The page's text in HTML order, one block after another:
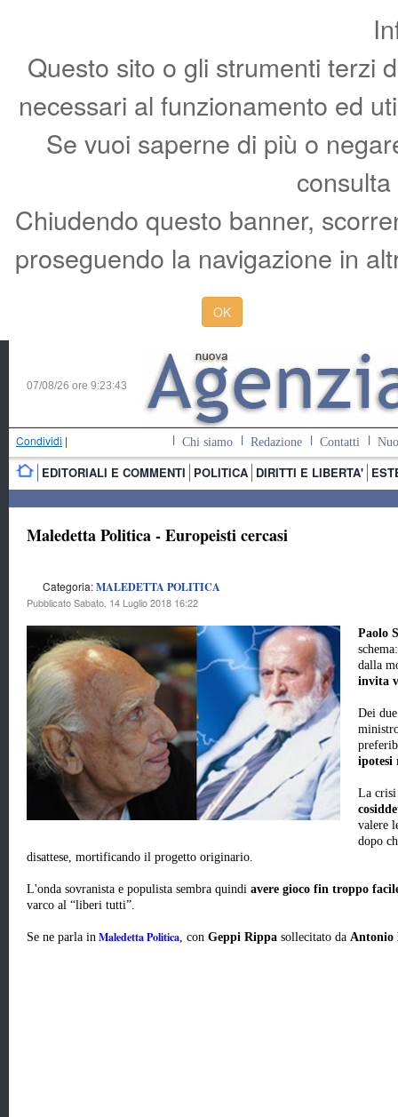
Questo sito o gli strumenti terzi
necessari al funzionamento ed
Se vuoi saperne di più o
Chiudendo questo banner,
proseguendo la navigazione in
OK
07/08/26 ore 9:23:44
Condividi | Chi siamo Redazione Contatti
EDITORIALI E COMMENTI POLITICA DIRITTI E LIBERTA'
Maledetta Politica - Europeisti cercasi
Categoria:MALEDETTA POLITICA
Pubblicato Sabato, 14 Luglio 2018 16:22
Paolo
dalla
invita
Dei
ipotesi
La
valere
dopo
disattese, mortificando il progetto originario.
L'onda sovranista e populista sembra quindi avere gioco fin troppo
varco al “liberi tutti”.
Se ne parla in Maledetta Politica, con Geppi Rippa sollecitato da Antonio